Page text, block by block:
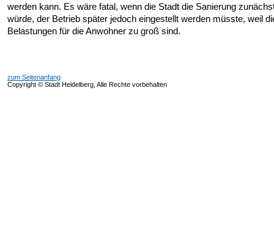
werden kann. Es wäre fatal, wenn die Stadt die Sanierung
würde, der Betrieb später jedoch eingestellt werden müsste, weil
Belastungen für die Anwohner zu groß sind.
zum Seitenanfang
Copyright © Stadt Heidelberg, Alle Rechte vorbehalten